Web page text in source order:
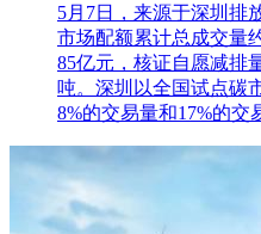
5月7日，来源于深圳排
市场配额累计总成交量
85亿元，核证自愿减排
吨。深圳以全国试点碳
8%的交易量和17%的交